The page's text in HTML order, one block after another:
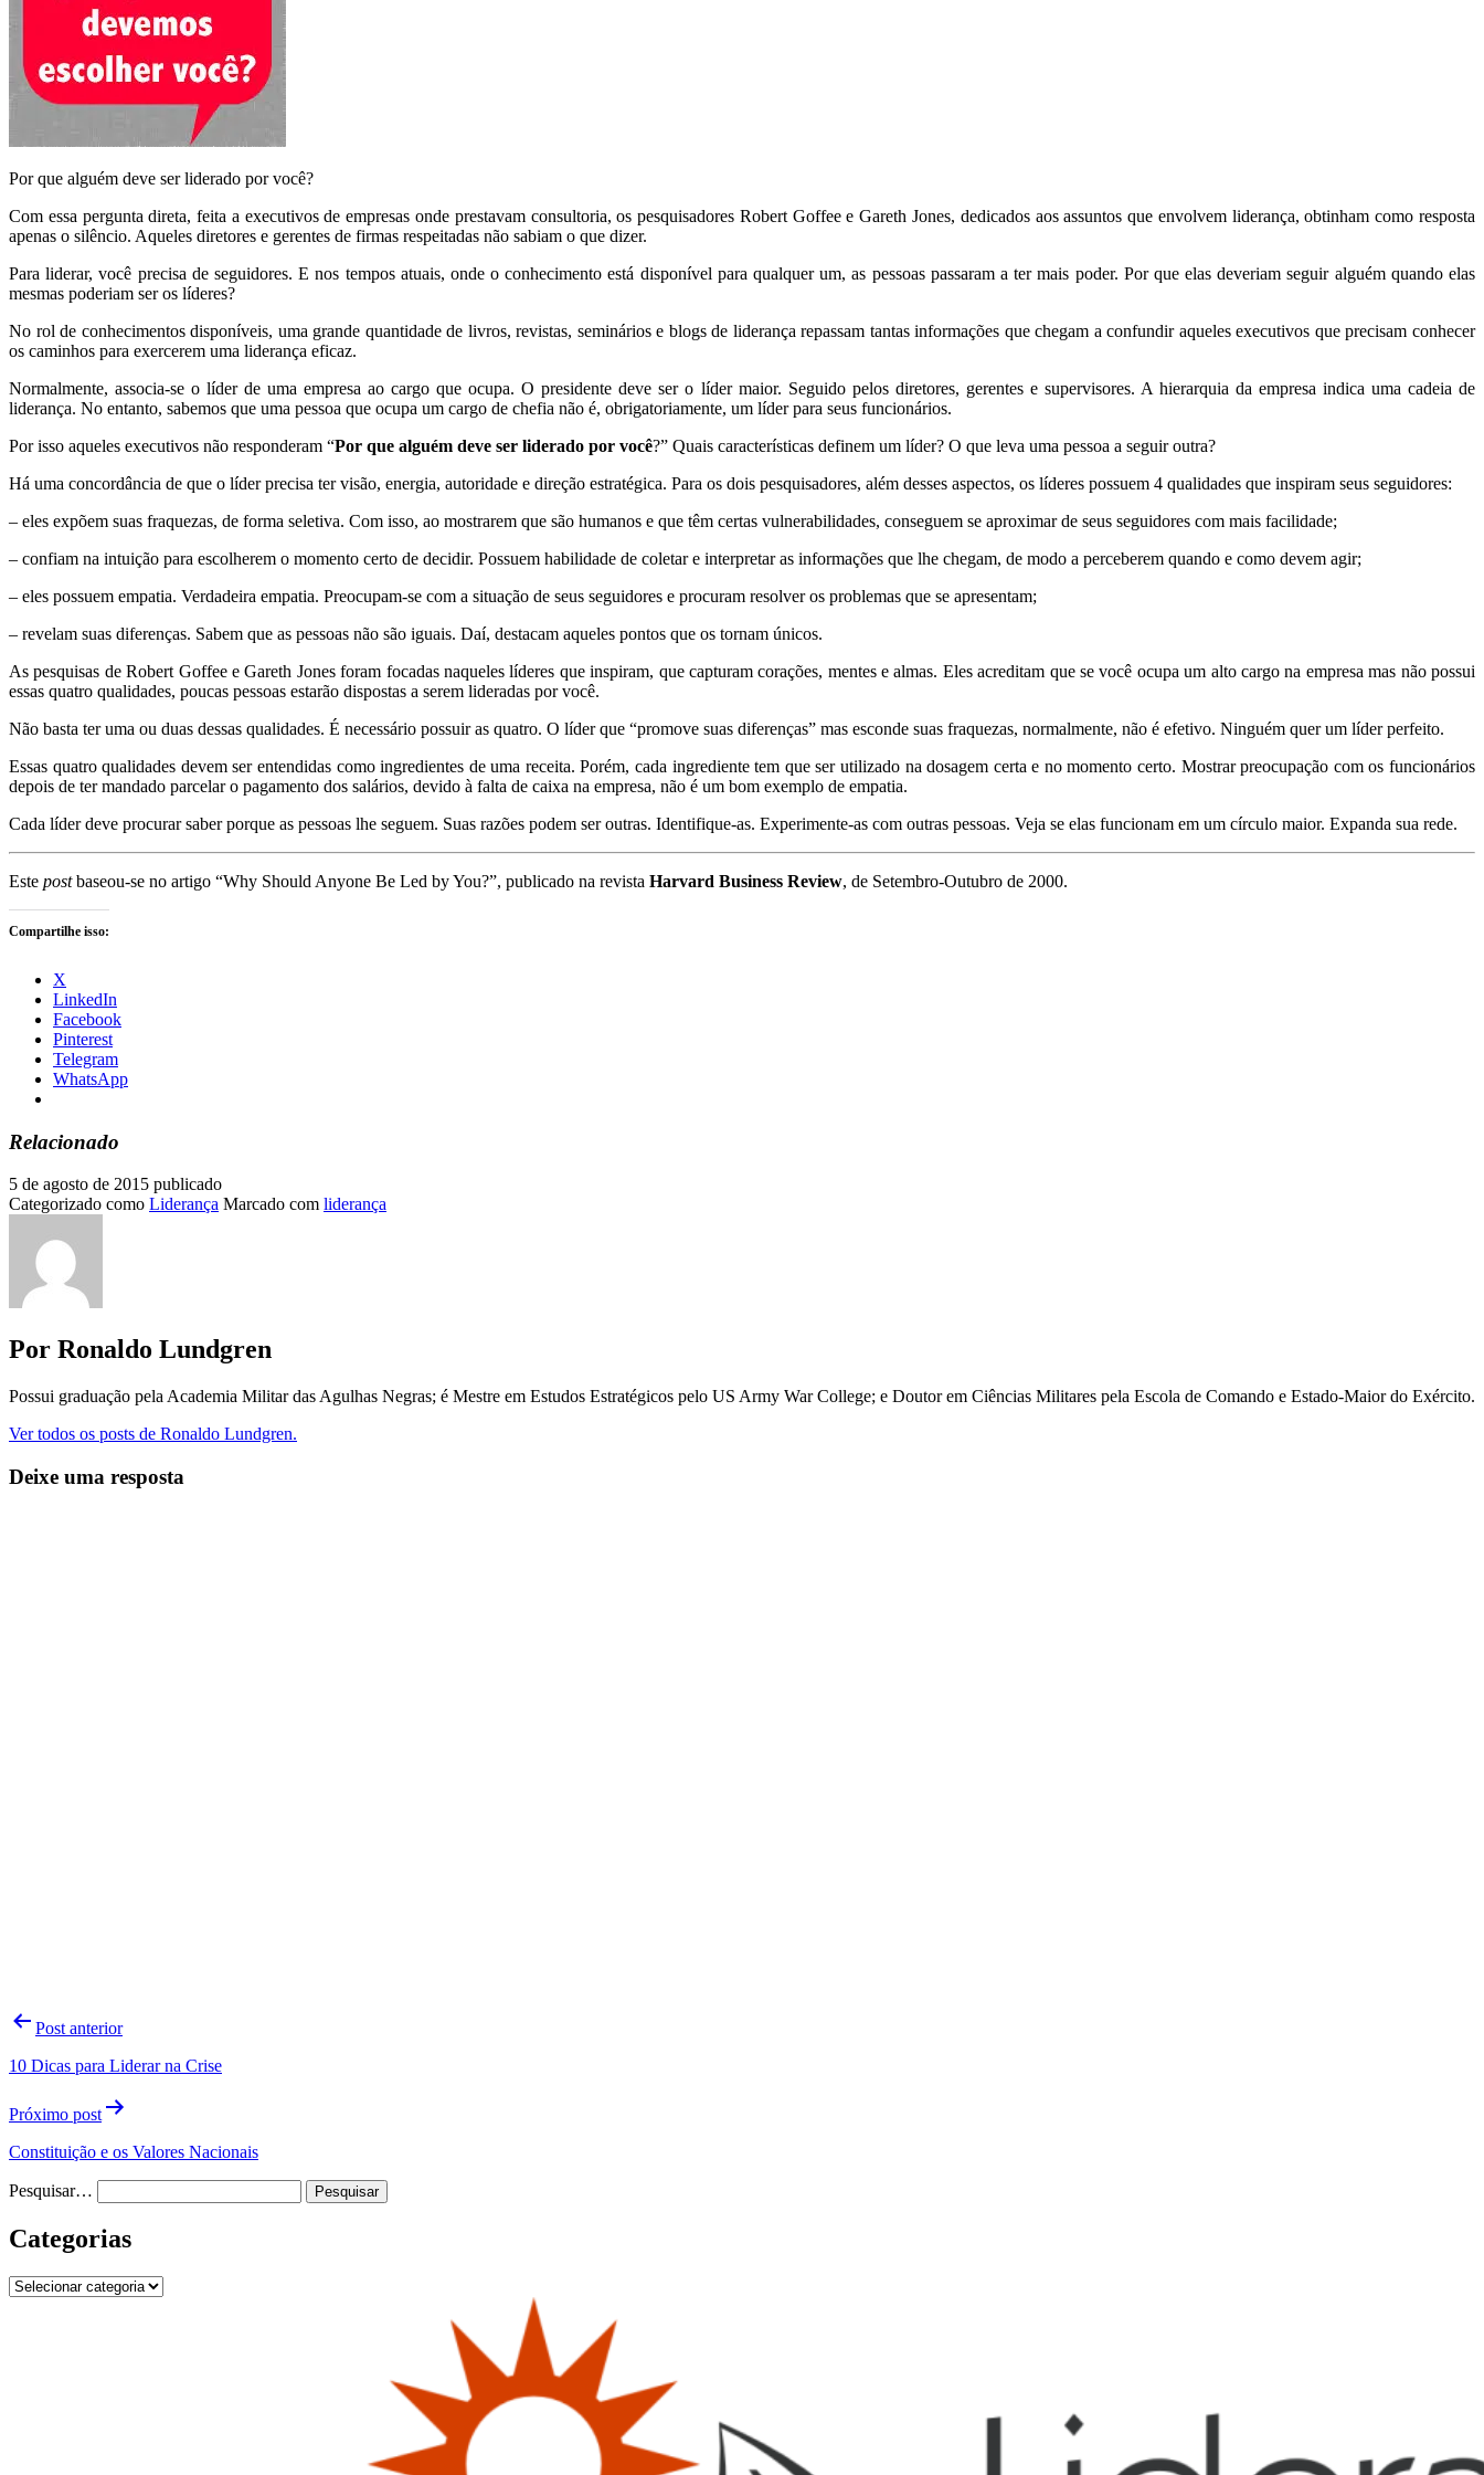
Por que alguém deve ser liderado por você?
Com essa pergunta direta, feita a executivos de empresas onde prestavam consultoria, os pesquisadores Robert Goffee e Gareth Jones, dedicados aos assuntos que envolvem liderança, obtinham como resposta
apenas o silêncio. Aqueles diretores e gerentes de firmas respeitadas não sabiam o que dizer.
Para liderar, você precisa de seguidores. E nos tempos atuais, onde o conhecimento está disponível para qualquer um, as pessoas passaram a ter mais poder. Por que elas deveriam seguir alguém quando elas
mesmas poderiam ser os líderes?
No rol de conhecimentos disponíveis, uma grande quantidade de livros, revistas, seminários e blogs de liderança repassam tantas informações que chegam a confundir aqueles executivos que precisam conhecer
os caminhos para exercerem uma liderança eficaz.
Normalmente, associa-se o líder de uma empresa ao cargo que ocupa. O presidente deve ser o líder maior. Seguido pelos diretores, gerentes e supervisores. A hierarquia da empresa indica uma cadeia de
liderança. No entanto, sabemos que uma pessoa que ocupa um cargo de chefia não é, obrigatoriamente, um líder para seus funcionários.
Por isso aqueles executivos não responderam “Por que alguém deve ser liderado por você?” Quais características definem um líder? O que leva uma pessoa a seguir outra?
Há uma concordância de que o líder precisa ter visão, energia, autoridade e direção estratégica. Para os dois pesquisadores, além desses aspectos, os líderes possuem 4 qualidades que inspiram seus seguidores:
– eles expõem suas fraquezas, de forma seletiva. Com isso, ao mostrarem que são humanos e que têm certas vulnerabilidades, conseguem se aproximar de seus seguidores com mais facilidade;
– confiam na intuição para escolherem o momento certo de decidir. Possuem habilidade de coletar e interpretar as informações que lhe chegam, de modo a perceberem quando e como devem agir;
– eles possuem empatia. Verdadeira empatia. Preocupam-se com a situação de seus seguidores e procuram resolver os problemas que se apresentam;
– revelam suas diferenças. Sabem que as pessoas não são iguais. Daí, destacam aqueles pontos que os tornam únicos.
As pesquisas de Robert Goffee e Gareth Jones foram focadas naqueles líderes que inspiram, que capturam corações, mentes e almas. Eles acreditam que se você ocupa um alto cargo na empresa mas não possui
essas quatro qualidades, poucas pessoas estarão dispostas a serem lideradas por você.
Não basta ter uma ou duas dessas qualidades. É necessário possuir as quatro. O líder que “promove suas diferenças” mas esconde suas fraquezas, normalmente, não é efetivo. Ninguém quer um líder perfeito.
Essas quatro qualidades devem ser entendidas como ingredientes de uma receita. Porém, cada ingrediente tem que ser utilizado na dosagem certa e no momento certo. Mostrar preocupação com os funcionários
depois de ter mandado parcelar o pagamento dos salários, devido à falta de caixa na empresa, não é um bom exemplo de empatia.
Cada líder deve procurar saber porque as pessoas lhe seguem. Suas razões podem ser outras. Identifique-as. Experimente-as com outras pessoas. Veja se elas funcionam em um círculo maior. Expanda sua rede.
Este postbaseou-se no artigo “Why Should Anyone Be Led by You?”, publicado na revista Harvard Business Review, de Setembro-Outubro de 2000.
Compartilhe isso:
X
LinkedIn
Facebook
Pinterest
Telegram
WhatsApp
Relacionado
5 de agosto de 2015 publicado
Categorizado como Liderança Marcado com liderança
Por Ronaldo Lundgren
Possui graduação pela Academia Militar das Agulhas Negras; é Mestre em Estudos Estratégicos pelo US Army War College; e Doutor em Ciências Militares pela Escola de Comando e Estado-Maior do Exército.
Ver todos os posts de Ronaldo Lundgren.
Deixe uma resposta
Navegação
Post
Post anterior
10 Dicas para Liderar na Crise
Próximo post
Constituição e os Valores Nacionais
Pesquisar…
Categorias
Categorias